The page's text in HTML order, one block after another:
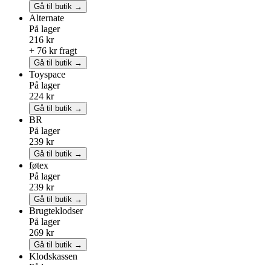
Gå til butik →
Alternate
På lager
216 kr
+ 76 kr fragt
Gå til butik →
Toyspace
På lager
224 kr
Gå til butik →
BR
På lager
239 kr
Gå til butik →
føtex
På lager
239 kr
Gå til butik →
Brugteklodser
På lager
269 kr
Gå til butik →
Klodskassen